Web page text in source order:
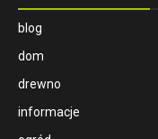
blog
dom
drewno
informacje